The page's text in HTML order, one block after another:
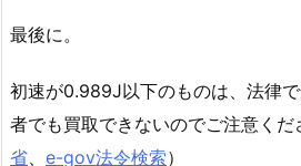
最後に。
初速が0.989J以下のものは、法律
者でも買取できないのでご注意くだ
省、 e-gov法令検索）